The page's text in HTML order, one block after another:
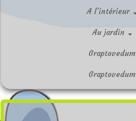
A l’intérieur
Au jardin
Graptovedum
Graptovedum